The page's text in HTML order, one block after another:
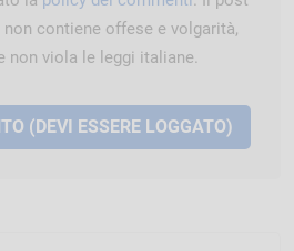
contiene offese e volgarità,
non viola le leggi italiane.